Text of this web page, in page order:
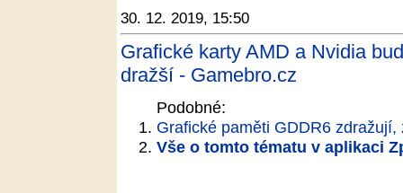
30. 12. 2019, 15:50
Grafické karty AMD a Nvidia
dražší - Gamebro.cz
Podobné:
Grafické paměti GDDR6
Vše o tomto tématu v aplikaci